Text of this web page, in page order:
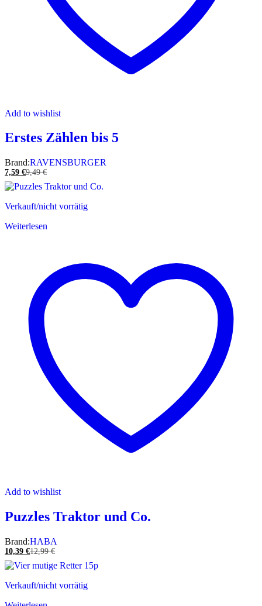
Add to wishlist
Erstes Zählen bis 5
Brand:RAVENSBURGER
7,59 €9,49€
Verkauft/nicht vorrätig
Weiterlesen
Add to wishlist
Puzzles Traktor und Co.
Brand:HABA
10,39 €12,99€
Verkauft/nicht vorrätig